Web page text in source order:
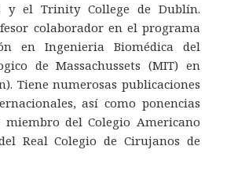
y el Trinity College de Dublín.
colaborador en el programa
en Ingenieria Biomédica del
de Massachussets (MIT) en
Tiene numerosas publicaciones
así como ponencias
miembro del Colegio Americano
Real Colegio de Cirujanos de